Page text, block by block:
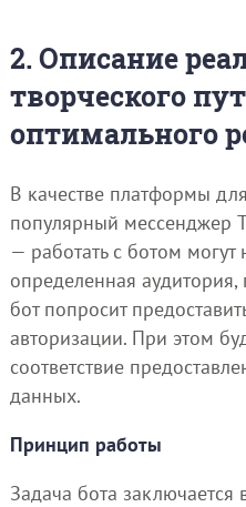
2. Описание
творческого
оптимального
В качестве платформы
популярный мессенджер
— работать с ботом могут
определенная
бот попросит
авторизации. При этом
соответствие
данных.
Принцип работы
Задача бота заключается